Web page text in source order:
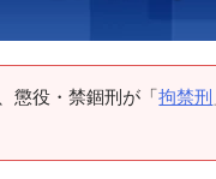
懲役・禁錮刑が「拘禁刑